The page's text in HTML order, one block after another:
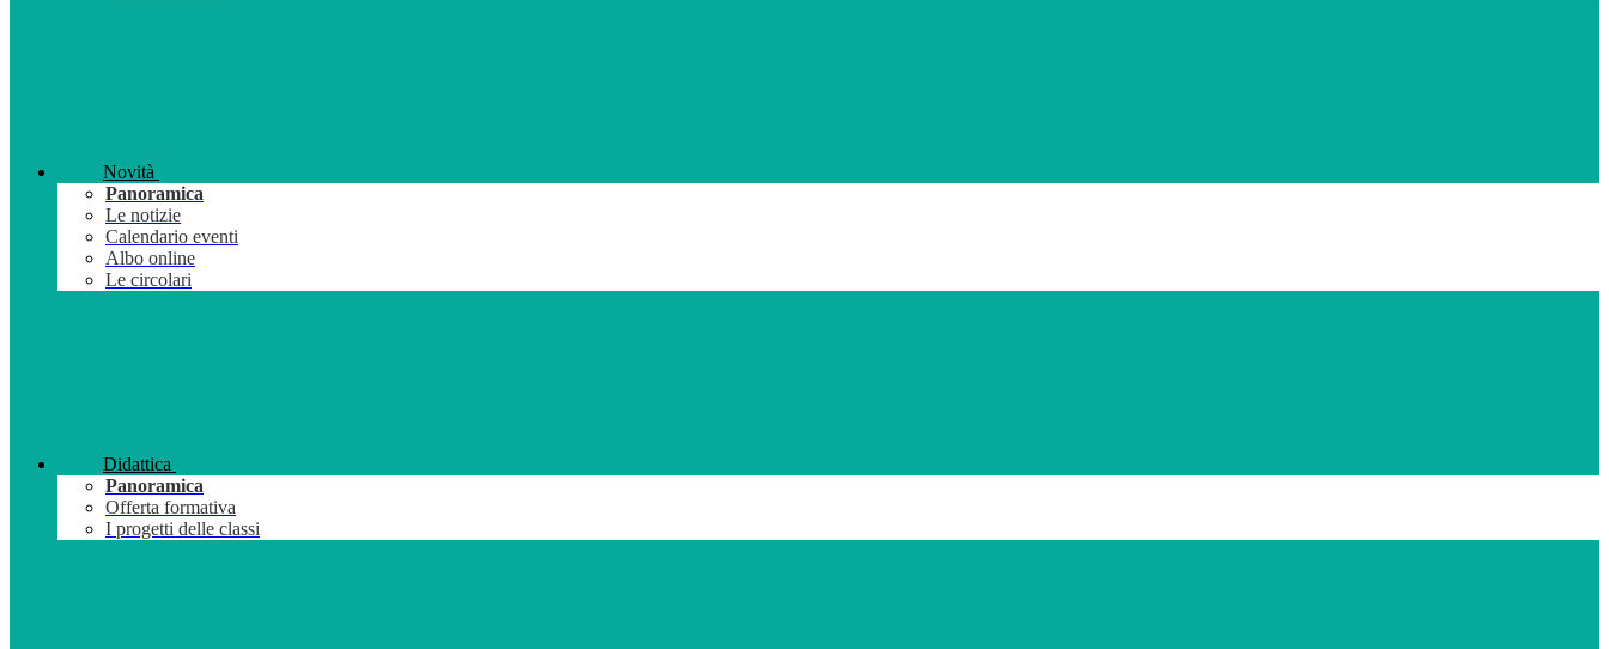
Novità
Panoramica
Le notizie
Calendario eventi
Albo online
Le circolari
Didattica
Panoramica
Offerta formativa
I progetti delle classi